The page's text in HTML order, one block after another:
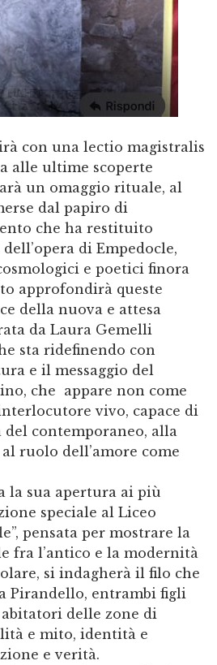
con una lectio magistralis
alle ultime scoperte
un omaggio rituale, al
dal papiro di
che ha restituito
di Empedocle,
e poetici finora
approfondirà queste
della nuova e attesa
da Laura Gemelli
sta ridefinendo con
e il messaggio del
che appare non come
vivo, capace di
del contemporaneo, alla
ruolo dell’amore come
la sua apertura ai più
speciale al Liceo
pensata per mostrare la
fra l’antico e la modernità
si indagherà il filo che
Pirandello, entrambi figli
delle zone di
e mito, identità e
e verità.